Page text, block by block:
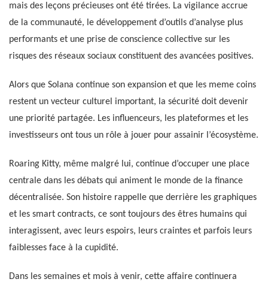
mais des leçons précieuses ont été tirées. La vigilance accrue
de la communauté, le développement d’outils d’analyse plus
performants et une prise de conscience collective sur les
risques des réseaux sociaux constituent des avancées positives.
Alors que Solana continue son expansion et que les meme coins
restent un vecteur culturel important, la sécurité doit devenir
une priorité partagée. Les influenceurs, les plateformes et les
investisseurs ont tous un rôle à jouer pour assainir l’écosystème.
Roaring Kitty, même malgré lui, continue d’occuper une place
centrale dans les débats qui animent le monde de la finance
décentralisée. Son histoire rappelle que derrière les graphiques
et les smart contracts, ce sont toujours des êtres humains qui
interagissent, avec leurs espoirs, leurs craintes et parfois leurs
faiblesses face à la cupidité.
Dans les semaines et mois à venir, cette affaire continuera